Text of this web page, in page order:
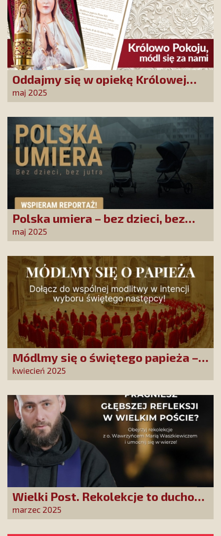
Oddajmy się w opiekę Królowej
Pokoju! Tylko Niepokalana może
nas uratować!
maj 2025
Polska umiera – bez dzieci, bez
jutra
maj 2025
Módlmy się o świętego papieża –
inicjatywa modlitewna SKCh im. Ks.
Piotra Skargi
kwiecień 2025
Wielki Post. Rekolekcje to duchowa
odnowa przez wyciszenie i czas
spędzony z Panem Bogiem
marzec 2025